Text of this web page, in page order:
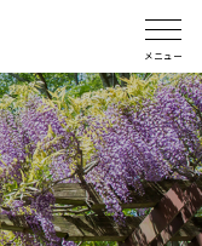
メニュー